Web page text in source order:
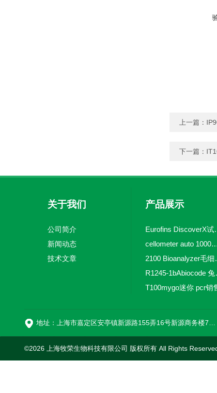
上一篇：
下一篇：
关于我们
公司简介
新闻动态
技术文章
产品展示
cellometer auto 1000全自
2100
T100mygo迷你 pcr销
©2026 上海牧荣生物科技有限公司 版权所有 All Rights